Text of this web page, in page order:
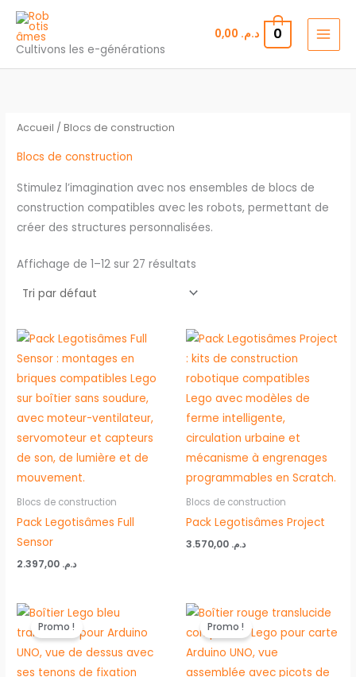
Aller
contenu
Cultivons les e-générations
د.م. 0
Accueil / Blocs de construction
Blocs de construction
Stimulez l’imagination avec nos ensembles de blocs de
construction compatibles avec les robots, permettant de
créer des structures personnalisées.
Affichage de 1–12 sur 27 résultats
Blocs de construction
Pack Legotisâmes Full
Sensor
د.م.
Blocs de construction
Pack Legotisâmes Project
د.م.
Promo !
Le
prix
initial
était :
د.م. 50,00.
Le
prix
actuel
Promo !
Le
prix
initial
était :
د.م. 50,00.
Le
prix
actuel